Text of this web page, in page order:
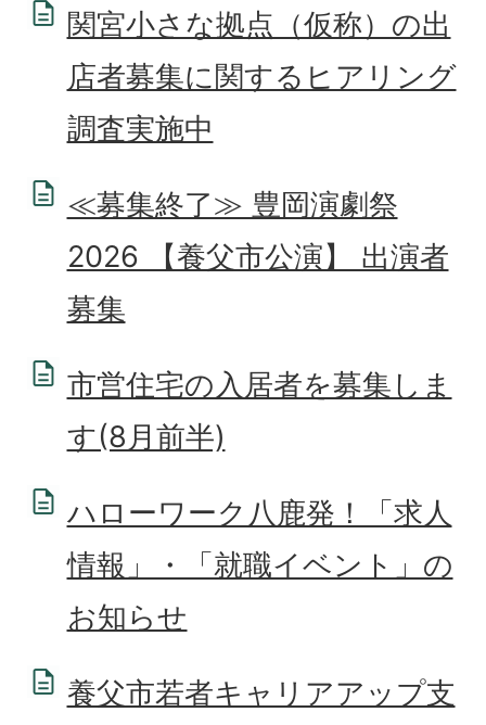
関宮小さな拠点（仮称）の出
店者募集に関するヒアリング
調査実施中
≪募集終了≫ 豊岡演劇祭
2026 【養父市公演】 出演者
募集
市営住宅の入居者を募集しま
す(8月前半)
ハローワーク八鹿発！「求人
情報」・「就職イベント」の
お知らせ
養父市若者キャリアアップ支